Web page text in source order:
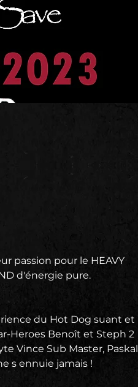
passion pour le HEAVY
d'énergie pure.
du Hot Dog suant et
Heroes Benoît et Steph 2
Vince Sub Master, Paskal
s ennuie jamais !